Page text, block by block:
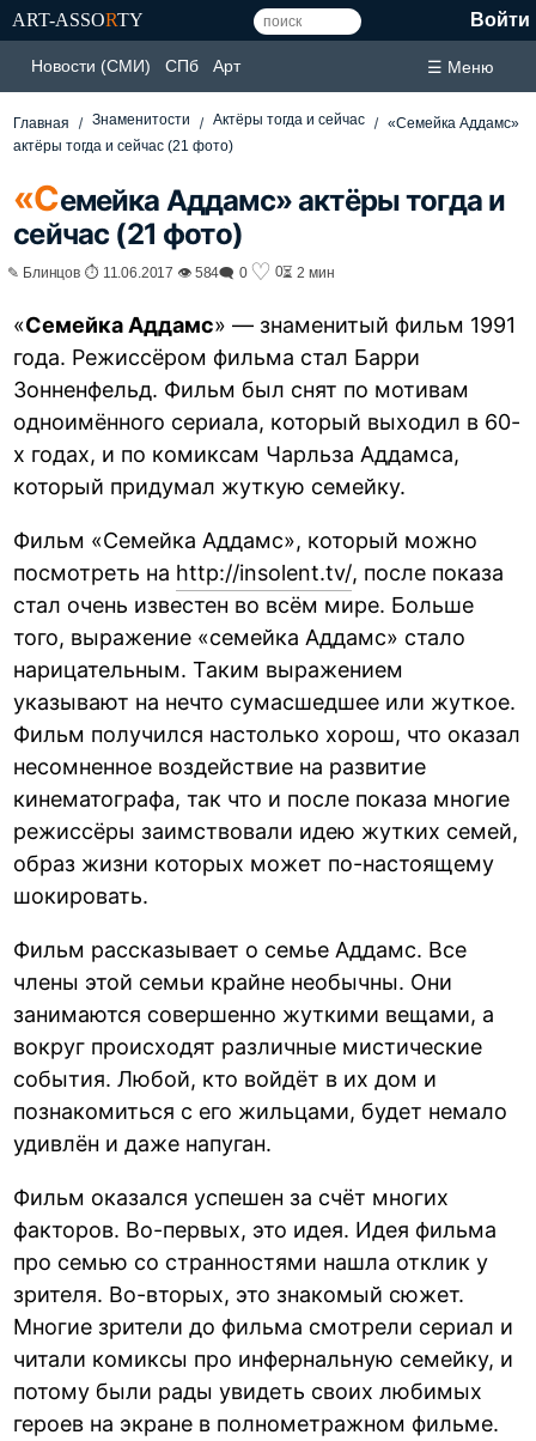
ART-ASSORTY Войти
Новости (СМИ) СПб Арт ☰ Меню
Главная Знаменитости Актёры тогда и сейчас
«Семейка Аддамс»
актёры тогда и сейчас (21 фото)
«Семейка Аддамс» актёры тогда и
сейчас (21 фото)
✎ Блинцов ⏱ 11.06.2017 👁 584🗨 0 ♡ 0⏳ 2 мин
«Семейка Аддамс» — знаменитый фильм 1991
года. Режиссёром фильма стал Барри
Зонненфельд. Фильм был снят по мотивам
одноимённого сериала, который выходил в 60-
х годах, и по комиксам Чарльза Аддамса,
который придумал жуткую семейку.
Фильм «Семейка Аддамс», который можно
посмотреть на http://insolent.tv/, после показа
стал очень известен во всём мире. Больше
того, выражение «семейка Аддамс» стало
нарицательным. Таким выражением
указывают на нечто сумасшедшее или жуткое.
Фильм получился настолько хорош, что оказал
несомненное воздействие на развитие
кинематографа, так что и после показа многие
режиссёры заимствовали идею жутких семей,
образ жизни которых может по-настоящему
шокировать.
Фильм рассказывает о семье Аддамс. Все
члены этой семьи крайне необычны. Они
занимаются совершенно жуткими вещами, а
вокруг происходят различные мистические
события. Любой, кто войдёт в их дом и
познакомиться с его жильцами, будет немало
удивлён и даже напуган.
Фильм оказался успешен за счёт многих
факторов. Во-первых, это идея. Идея фильма
про семью со странностями нашла отклик у
зрителя. Во-вторых, это знакомый сюжет.
Многие зрители до фильма смотрели сериал и
читали комиксы про инфернальную семейку, и
потому были рады увидеть своих любимых
героев на экране в полнометражном фильме.